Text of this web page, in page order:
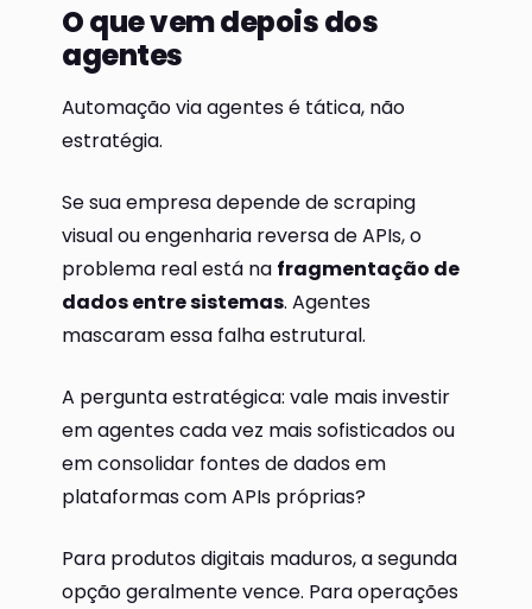
O que vem depois dos
agentes
Automação via agentes é tática, não
estratégia.
Se sua empresa depende de scraping
visual ou engenharia reversa de APIs, o
problema real está na fragmentação de
dados entre sistemas. Agentes
mascaram essa falha estrutural.
A pergunta estratégica: vale mais investir
em agentes cada vez mais sofisticados ou
em consolidar fontes de dados em
plataformas com APIs próprias?
Para produtos digitais maduros, a segunda
opção geralmente vence. Para operações